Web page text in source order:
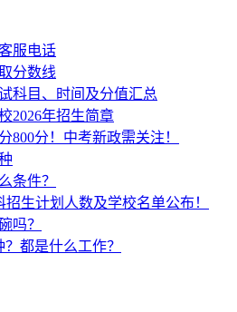
服电话
分数线
科目、时间及分值汇总
2026年招生简章
800分！中考新政需关注！
条件？
招生计划人数及学校名单公布！
吗？
都是什么工作？